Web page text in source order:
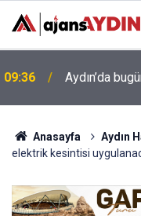
09:22 Nazilli’nin
Anasayfa Aydın
elektrik kesintisi